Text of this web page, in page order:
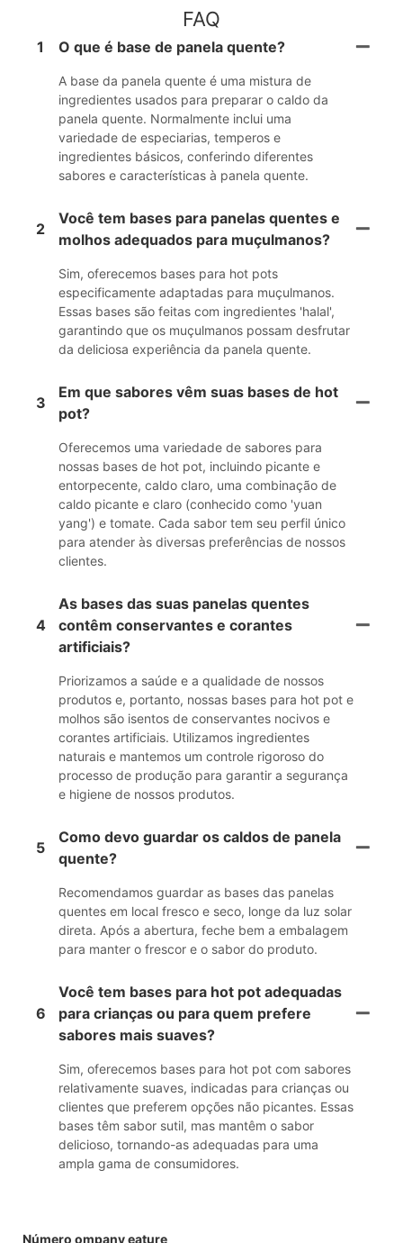
FAQ
1 O que é base de panela quente?
A base da panela quente é uma mistura de
ingredientes usados ​​para preparar o caldo da
panela quente. Normalmente inclui uma
variedade de especiarias, temperos e
ingredientes básicos, conferindo diferentes
sabores e características à panela quente.
2
Você tem bases para panelas quentes e
molhos adequados para muçulmanos?
Sim, oferecemos bases para hot pots
especificamente adaptadas para muçulmanos.
Essas bases são feitas com ingredientes 'halal',
garantindo que os muçulmanos possam desfrutar
da deliciosa experiência da panela quente.
3
Em que sabores vêm suas bases de hot
pot?
Oferecemos uma variedade de sabores para
nossas bases de hot pot, incluindo picante e
entorpecente, caldo claro, uma combinação de
caldo picante e claro (conhecido como 'yuan
yang') e tomate. Cada sabor tem seu perfil único
para atender às diversas preferências de nossos
clientes.
4
As bases das suas panelas quentes
contêm conservantes e corantes
artificiais?
Priorizamos a saúde e a qualidade de nossos
produtos e, portanto, nossas bases para hot pot e
molhos são isentos de conservantes nocivos e
corantes artificiais. Utilizamos ingredientes
naturais e mantemos um controle rigoroso do
processo de produção para garantir a segurança
e higiene de nossos produtos.
5
Como devo guardar os caldos de panela
quente?
Recomendamos guardar as bases das panelas
quentes em local fresco e seco, longe da luz solar
direta. Após a abertura, feche bem a embalagem
para manter o frescor e o sabor do produto.
6
Você tem bases para hot pot adequadas
para crianças ou para quem prefere
sabores mais suaves?
Sim, oferecemos bases para hot pot com sabores
relativamente suaves, indicadas para crianças ou
clientes que preferem opções não picantes. Essas
bases têm sabor sutil, mas mantêm o sabor
delicioso, tornando-as adequadas para uma
ampla gama de consumidores.
Número ompany eature